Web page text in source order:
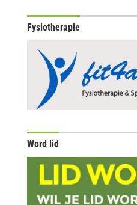
Fysiotherapie
Word lid